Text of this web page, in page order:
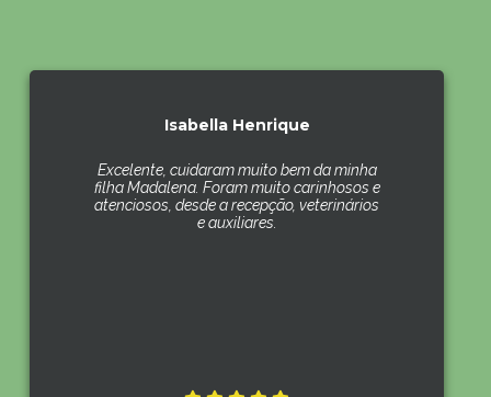
Isabella Henrique
Excelente, cuidaram muito bem da minha
filha Madalena. Foram muito carinhosos e
atenciosos, desde a recepção, veterinários
e auxiliares.